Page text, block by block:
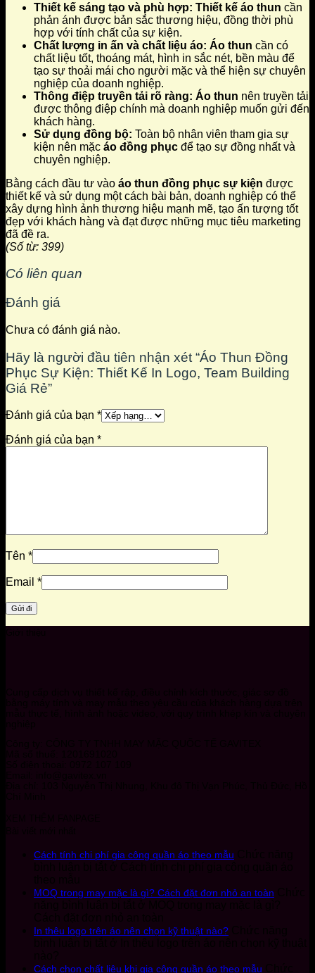
Thiết kế sáng tạo và phù hợp: Thiết kế áo thun cần
phản ánh được bản sắc thương hiệu, đồng thời phù
hợp với tính chất của sự kiện.
Chất lượng in ấn và chất liệu áo: Áo thun cần có
chất liệu tốt, thoáng mát, hình in sắc nét, bền màu để
tạo sự thoải mái cho người mặc và thể hiện sự chuyên
nghiệp của doanh nghiệp.
Thông điệp truyền tải rõ ràng: Áo thun nên truyền tải
được thông điệp chính mà doanh nghiệp muốn gửi đến
khách hàng.
Sử dụng đồng bộ: Toàn bộ nhân viên tham gia sự
kiện nên mặc áo đồng phục để tạo sự đồng nhất và
chuyên nghiệp.
Bằng cách đầu tư vào áo thun đồng phục sự kiện được
thiết kế và sử dụng một cách bài bản, doanh nghiệp có thể
xây dựng hình ảnh thương hiệu mạnh mẽ, tạo ấn tượng tốt
đẹp với khách hàng và đạt được những mục tiêu marketing
đã đề ra.
(Số từ: 399)
Có liên quan
Đánh giá
Chưa có đánh giá nào.
Hãy là người đầu tiên nhận xét “Áo Thun Đồng
Phục Sự Kiện: Thiết Kế In Logo, Team Building
Giá Rẻ”
Đánh giá của bạn *
Đánh giá của bạn *
Tên *
Email *
Cách tính chi phí gia công quần áo theo mẫu
MOQ trong may mặc là gì? Cách đặt đơn nhỏ an toàn
In thêu logo trên áo nên chọn kỹ thuật nào?
Cách chọn chất liệu khi gia công quần áo theo mẫu